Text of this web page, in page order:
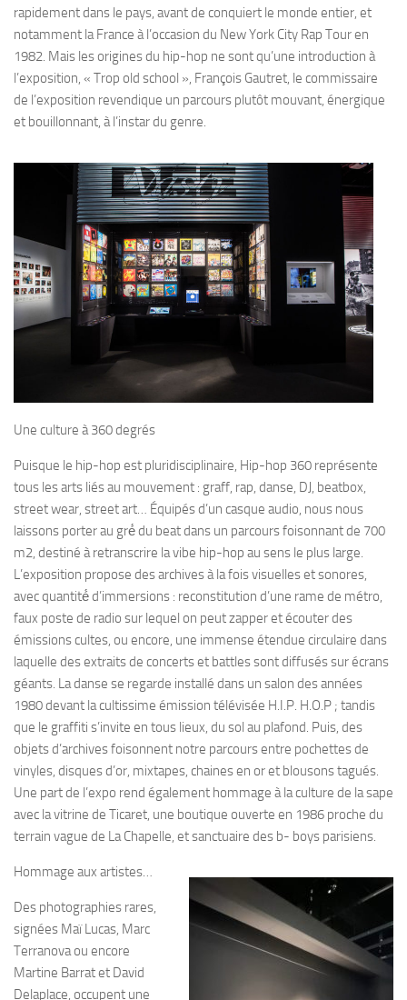
rapidement dans le pays, avant de conquiert le monde entier, et
notamment la France à l’occasion du New York City Rap Tour en
1982. Mais les origines du hip-hop ne sont qu’une introduction à
l’exposition, « Trop old school », François Gautret, le commissaire
de l’exposition revendique un parcours plutôt mouvant, énergique
et bouillonnant, à l’instar du genre.
Une culture à 360 degrés
Puisque le hip-hop est pluridisciplinaire, Hip-hop 360 représente
tous les arts liés au mouvement : graff, rap, danse, DJ, beatbox,
street wear, street art… Équipés d’un casque audio, nous nous
laissons porter au gré́ du beat dans un parcours foisonnant de 700
m2, destiné à retranscrire la vibe hip-hop au sens le plus large.
L’exposition propose des archives à la fois visuelles et sonores,
avec quantité́ d’immersions : reconstitution d’une rame de métro,
faux poste de radio sur lequel on peut zapper et écouter des
émissions cultes, ou encore, une immense étendue circulaire dans
laquelle des extraits de concerts et battles sont diffusés sur écrans
géants. La danse se regarde installé dans un salon des années
1980 devant la cultissime émission télévisée H.I.P. H.O.P ; tandis
que le graffiti s’invite en tous lieux, du sol au plafond. Puis, des
objets d’archives foisonnent notre parcours entre pochettes de
vinyles, disques d’or, mixtapes, chaines en or et blousons tagués.
Une part de l’expo rend également hommage à la culture de la sape
avec la vitrine de Ticaret, une boutique ouverte en 1986 proche du
terrain vague de La Chapelle, et sanctuaire des b- boys parisiens.
Hommage aux artistes…
Des photographies rares,
signées Maï Lucas, Marc
Terranova ou encore
Martine Barrat et David
Delaplace, occupent une